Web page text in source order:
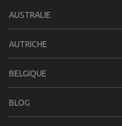
AUSTRALIE
AUTRICHE
BELGIQUE
BLOG